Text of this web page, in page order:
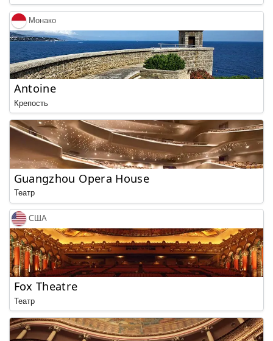
Монако
Antoine
Крепость
Guangzhou Opera House
Театр
США
Fox Theatre
Театр